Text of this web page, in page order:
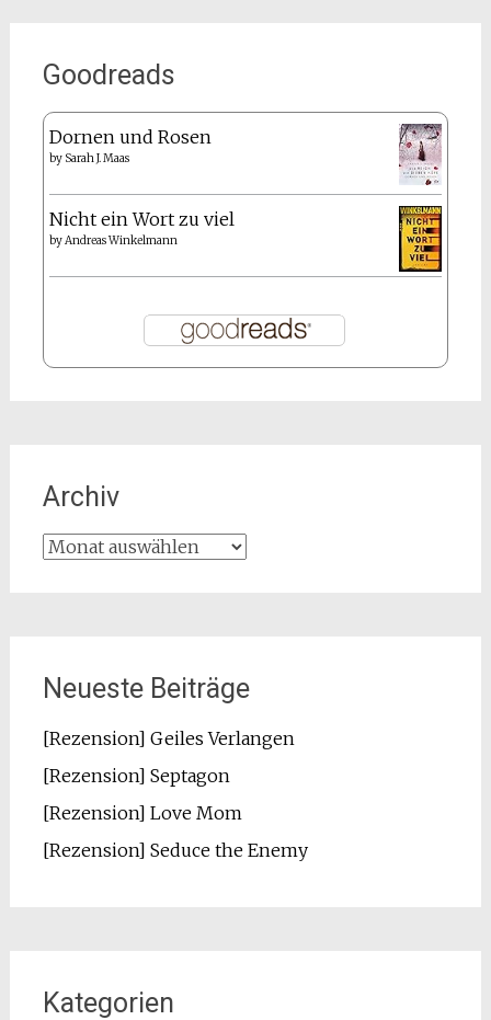
Goodreads
Dornen und Rosen
by Sarah J. Maas
Nicht ein Wort zu viel
byAndreas Winkelmann
Archiv
Archiv
Neueste Beiträge
[Rezension] Geiles Verlangen
[Rezension] Septagon
[Rezension] Love Mom
[Rezension] Seduce the Enemy
Kategorien